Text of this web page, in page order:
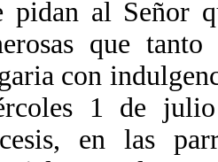
pidan al Señor
que
con
1 de
en las